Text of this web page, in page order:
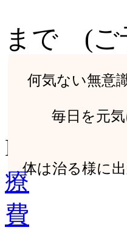
何気ない無意
毎日を元気に
体は治る様に
何気ない無意
毎日を元気に
体は治る様に出
まで (ご
HOME
療
費